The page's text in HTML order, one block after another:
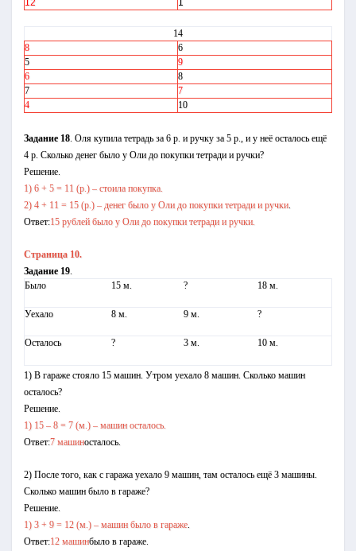
12
1
14
8
6
5
9
6
8
7
7
4
10
Задание 18. Оля купила тетрадь за 6 р. и ручку за 5 р., и у неё осталось ещё
4 р. Сколько денег было у Оли до покупки тетради и ручки?
Решение.
1) 6 + 5 = 11 (р.) – стоила покупка.
2) 4 + 11 = 15 (р.) – денег было у Оли до покупки тетради и ручки.
Ответ:15 рублей было у Оли до покупки тетради и ручки.
Страница 10.
Задание 19.
Было
15 м. ? 18 м.
Уехало 8 м. 9 м. ?
Осталось ? 3 м. 10 м.
1) В гараже стояло 15 машин. Утром уехало 8 машин. Сколько машин
осталось?
Решение.
1) 15 – 8 = 7 (м.) – машин осталось.
Ответ:7 машиносталось.
2) После того, как с гаража уехало 9 машин, там осталось ещё 3 машины.
Сколько машин было в гараже?
Решение.
1) 3 + 9 = 12 (м.) – машин было в гараже.
Ответ:12 машинбыло в гараже.